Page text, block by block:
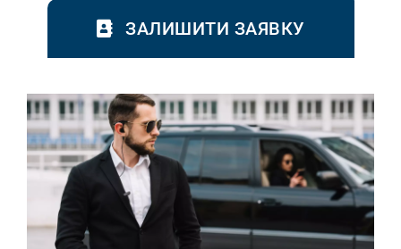
ЗАЛИШИТИ ЗАЯВКУ